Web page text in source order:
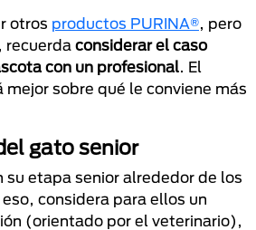
otros productos PURINA®, pero
recuerda considerar el caso
con un profesional. El
mejor sobre qué le conviene más
gato senior
su etapa senior alrededor de los
considera para ellos un
(orientado por el veterinario),